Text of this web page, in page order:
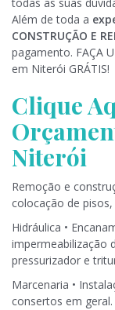
Além de toda a
CONSTRUÇÃO E
pagamento. FAÇA
em Niterói GRÁTIS!
Clique
Niterói
Remoção e
colocação de
Hidráulica •
impermeabilização
pressurizador e
Marcenaria •
consertos em geral.